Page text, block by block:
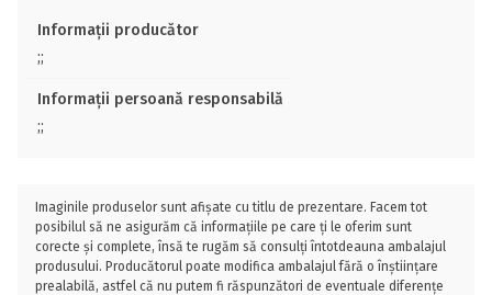
Informații producător
;;
Informații persoană responsabilă
;;
Imaginile produselor sunt afișate cu titlu de prezentare. Facem tot
posibilul să ne asigurăm că informațiile pe care ți le oferim sunt
corecte și complete, însă te rugăm să consulți întotdeauna ambalajul
produsului. Producătorul poate modifica ambalajul fără o înștiințare
prealabilă, astfel că nu putem fi răspunzători de eventuale diferențe